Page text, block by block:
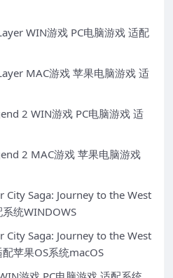
WIN游戏 PC电脑游戏 适配
MAC游戏 苹果电脑游戏 适
2 WIN游戏 PC电脑游戏 适
2 MAC游戏 苹果电脑游戏
City Saga: Journey to the West
统WINDOWS
City Saga: Journey to the West
苹果OS系统macOS